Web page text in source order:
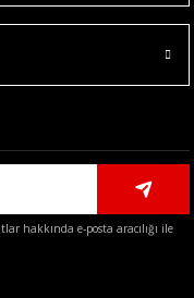
hakkında e-posta aracılığı ile